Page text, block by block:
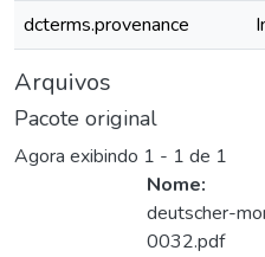
dcterms.provenance
Arquivos
Pacote original
Agora exibindo 1 - 1 de 1
Nome:
deutscher-
0032.pdf